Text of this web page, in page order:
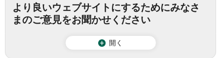
より良いウェブサイトにするためにみなさ
まのご意見をお聞かせください
開く